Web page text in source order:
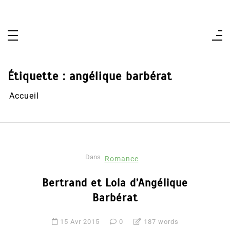
Étiquette : angélique barbérat
Accueil
Dans Romance
Bertrand et Lola d’Angélique
Barbérat
15 Avr 2015 0 187 words